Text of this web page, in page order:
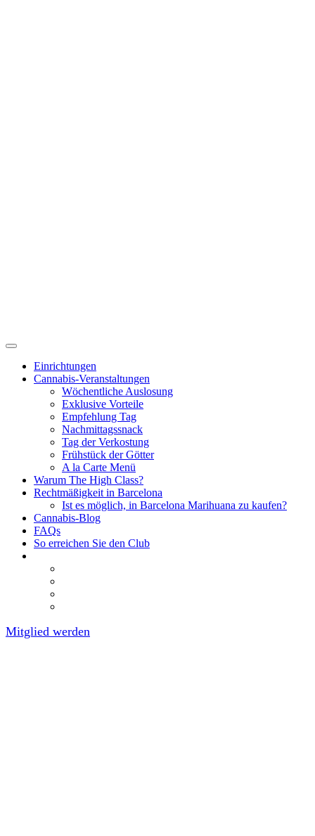
Einrichtungen
Cannabis-Veranstaltungen
Wöchentliche Auslosung
Exklusive Vorteile
Empfehlung Tag
Nachmittagssnack
Tag der Verkostung
Frühstück der Götter
A la Carte Menü
Warum The High Class?
Rechtmäßigkeit in Barcelona
Ist es möglich, in Barcelona Marihuana zu kaufen?
Cannabis-Blog
FAQs
So erreichen Sie den Club
Mitglied werden